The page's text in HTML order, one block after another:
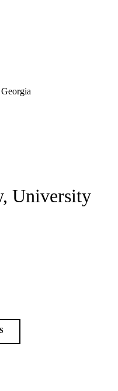
University